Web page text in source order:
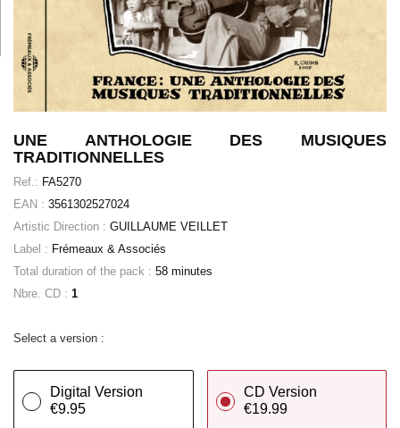
UNE ANTHOLOGIE DES MUSIQUES
TRADITIONNELLES
Ref.: FA5270
EAN : 3561302527024
Artistic Direction : GUILLAUME VEILLET
Label : Frémeaux & Associés
Total duration of the pack : 58 minutes
Nbre. CD : 1
Select a version :
Digital Version
€9.95
CD Version
€19.99